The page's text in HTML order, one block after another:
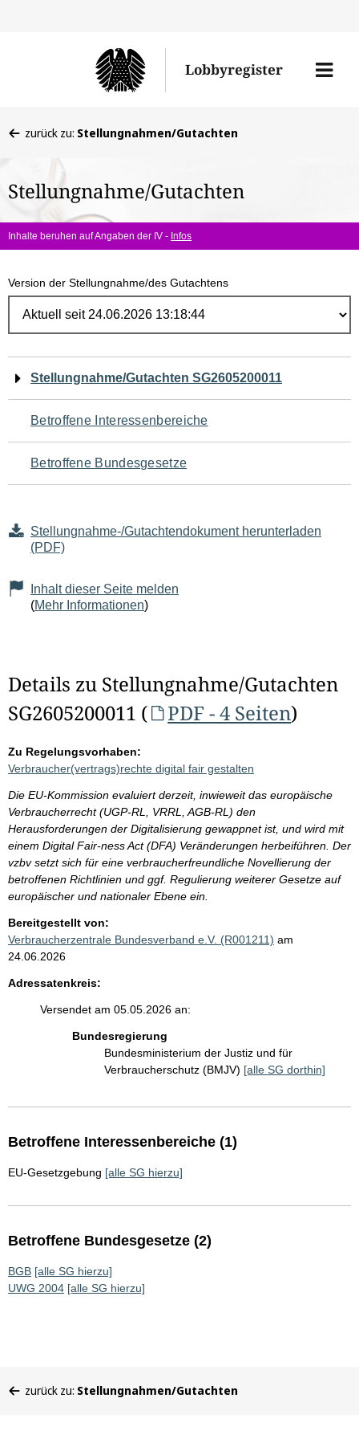
Lobbyregister
Menü
befinden
hier:
zurück zu: Stellungnahmen/Gutachten
Stellungnahme/Gutachten
Inhalte beruhen auf Angaben der IV - Infos
Version der Stellungnahme/des Gutachtens
Navigation
für
den
Seiteninhalt
Stellungnahme/Gutachten SG2605200011
Betroffene Interessenbereiche
Betroffene Bundesgesetze
Stellungnahme-/Gutachtendokument herunterladen
(PDF)
Inhalt dieser Seite melden
(Mehr Informationen)
Details zu Stellungnahme/Gutachten
SG2605200011 (
PDF - 4 Seiten)
Zu Regelungsvorhaben:
Verbraucher(vertrags)rechte digital fair gestalten
Die EU-Kommission evaluiert derzeit, inwieweit das europäische
Verbraucherrecht (UGP-RL, VRRL, AGB-RL) den
Herausforderungen der Digitalisierung gewappnet ist, und wird mit
einem Digital Fair-ness Act (DFA) Veränderungen herbeiführen. Der
vzbv setzt sich für eine verbraucherfreundliche Novellierung der
betroffenen Richtlinien und ggf. Regulierung weiterer Gesetze auf
europäischer und nationaler Ebene ein.
Bereitgestellt von:
Verbraucherzentrale Bundesverband e.V. (R001211) am
24.06.2026
Adressatenkreis:
Versendet am 05.05.2026 an:
Bundesregierung
Bundesministerium der Justiz und für
Verbraucherschutz (BMJV) [alle SG dorthin]
Betroffene Interessenbereiche (1)
EU-Gesetzgebung [alle SG hierzu]
Betroffene Bundesgesetze (2)
BGB [alle SG hierzu]
UWG 2004 [alle SG hierzu]
befinden
zurück zu: Stellungnahmen/Gutachten